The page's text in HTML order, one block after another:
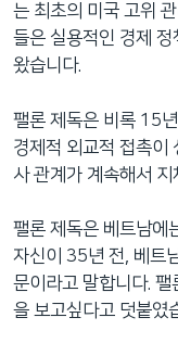
는 최초의 미국 고위
들은 실용적인 경제
왔습니다.
팰론 제독은 비록 15
경제적 외교적 접촉이
사 관계가 계속해서
팰론 제독은 베트남에
자신이 35년 전, 베트
문이라고 말합니다.
을 보고싶다고 덧붙였